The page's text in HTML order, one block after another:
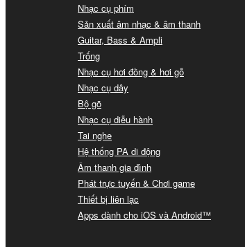
Nhạc cụ phím
Sản xuất âm nhạc & âm thanh
Guitar, Bass & Ampli
Trống
Nhạc cụ hơi đồng & hơi gỗ
Nhạc cụ dây
Bộ gõ
Nhạc cụ diễu hành
Tai nghe
Hệ thống PA di động
Âm thanh gia đình
Phát trực tuyến & Chơi game
Thiết bị liên lạc
Apps dành cho iOS và Android™